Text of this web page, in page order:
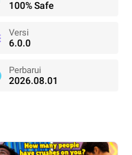
100% Safe
Versi
6.0.0
Perbarui
2026.08.01